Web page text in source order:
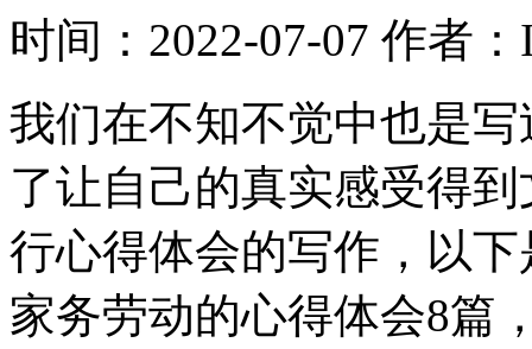
时间：2022-07-07 作者：
我们在不知不觉中也是
了让自己的真实感受得
行心得体会的写作，以
家务劳动的心得体会8篇